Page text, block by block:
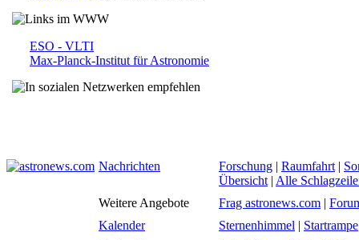
ESO - VLTI
Max-Planck-Institut für Astronomie
Nachrichten Forschung | Raumfahrt |
Übersicht | Alle
Weitere Angebote
Frag astronews.com |
Kalender
Sternenhimmel | Startrampe